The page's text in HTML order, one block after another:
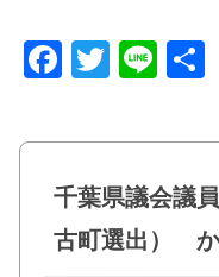
F
c
e
b
o
T
tt
er
Li
e
千葉県議会議
古町選出）